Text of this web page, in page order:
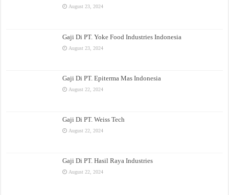
August 23, 2024
Gaji Di PT. Yoke Food Industries Indonesia
August 23, 2024
Gaji Di PT. Epiterma Mas Indonesia
August 22, 2024
Gaji Di PT. Weiss Tech
August 22, 2024
Gaji Di PT. Hasil Raya Industries
August 22, 2024